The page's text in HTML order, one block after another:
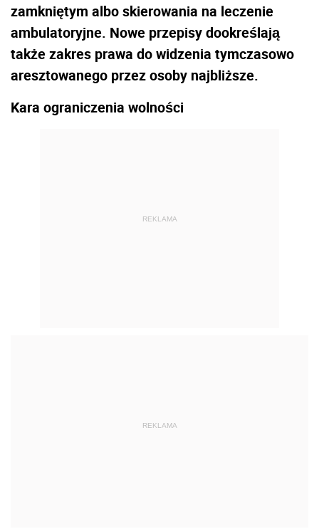
zamkniętym albo skierowania na leczenie
ambulatoryjne. Nowe przepisy dookreślają
także zakres prawa do widzenia tymczasowo
aresztowanego przez osoby najbliższe.
Kara ograniczenia wolności
REKLAMA
REKLAMA